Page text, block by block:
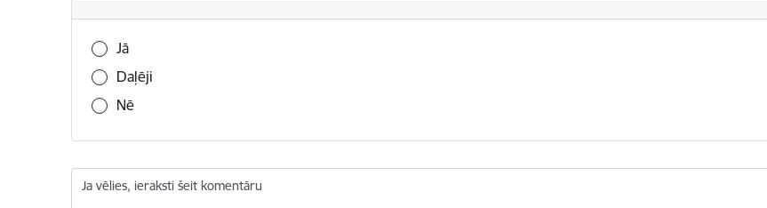
Vai šī informācija bija noderīga?
Jā
Daļēji
Nē
Ja vēlies, ieraksti šeit komentāru